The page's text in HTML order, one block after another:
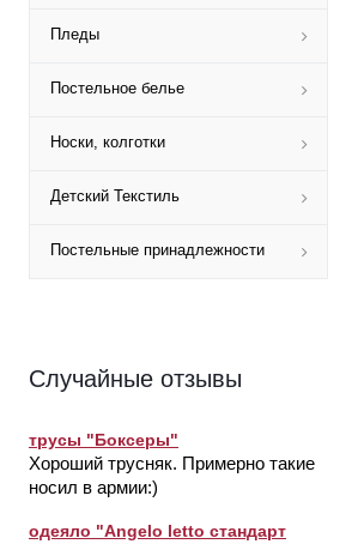
Пледы
Постельное белье
Носки, колготки
Детский Текстиль
Постельные принадлежности
Случайные отзывы
трусы "Боксеры"
Хороший трусняк. Примерно такие
носил в армии:)
одеяло "Angelo letto стандарт